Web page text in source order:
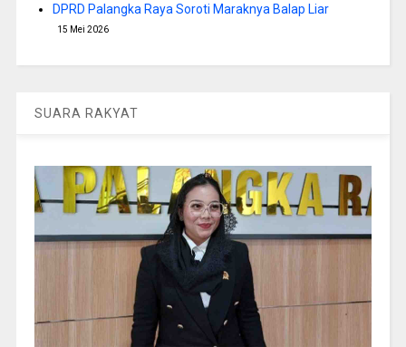
DPRD Palangka Raya Soroti Maraknya Balap Liar
15 Mei 2026
SUARA RAKYAT